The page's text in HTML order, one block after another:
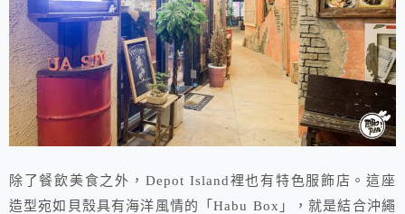
除了餐飲美食之外，Depot Island裡也有特色服飾店。這座
造型宛如貝殼具有海洋風情的「Habu Box」，就是結合沖繩